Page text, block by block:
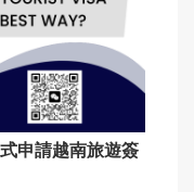
申請越南旅遊簽